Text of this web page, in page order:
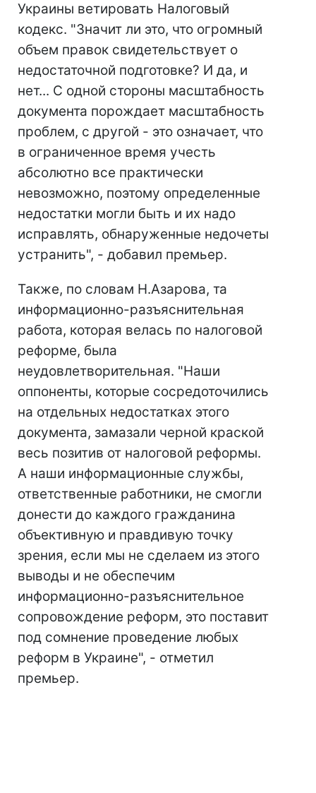
Украины ветировать Налоговый
кодекс. "Значит ли это, что огромный
объем правок свидетельствует о
недостаточной подготовке? И да, и
нет... С одной стороны масштабность
документа порождает масштабность
проблем, с другой - это означает, что
в ограниченное время учесть
абсолютно все практически
невозможно, поэтому определенные
недостатки могли быть и их надо
исправлять, обнаруженные недочеты
устранить", - добавил премьер.
Также, по словам Н.Азарова, та
информационно-разъяснительная
работа, которая велась по налоговой
реформе, была
неудовлетворительная. "Наши
оппоненты, которые сосредоточились
на отдельных недостатках этого
документа, замазали черной краской
весь позитив от налоговой реформы.
А наши информационные службы,
ответственные работники, не смогли
донести до каждого гражданина
объективную и правдивую точку
зрения, если мы не сделаем из этого
выводы и не обеспечим
информационно-разъяснительное
сопровождение реформ, это поставит
под сомнение проведение любых
реформ в Украине", - отметил
премьер.